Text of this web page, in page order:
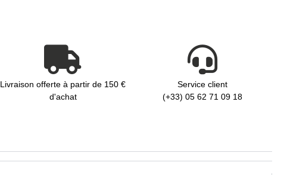
Livraison offerte à partir de 150 €
d'achat
Service client
(+33) 05 62 71 09 18